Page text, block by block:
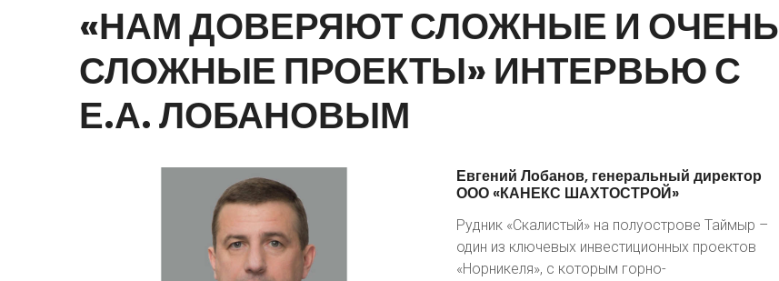
«НАМДОВЕРЯЮТСЛОЖНЫЕИ ОЧЕНЬ
СЛОЖНЫЕПРОЕКТЫ»ИНТЕРВЬЮС
Е.А.ЛОБАНОВЫМ
Евгений Лобанов, генеральный директор
ООО «КАНЕКС ШАХТОСТРОЙ»
Рудник «Скалистый» на полуострове Таймыр –
один из ключевых инвестиционных проектов
«Норникеля», с которым горно-